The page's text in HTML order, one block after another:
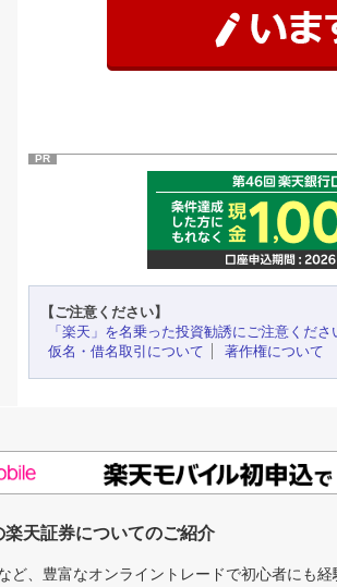
PR
【ご注意ください】
「楽天」を名乗った投資勧誘にご注意くださ
仮名・借名取引について
著作権について
楽天証券についてのご紹介
ど、豊富なオンライントレードで初心者にも